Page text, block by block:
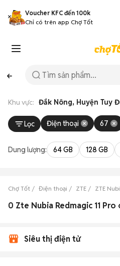
Voucher KFC đến 100k
Chỉ có trên app Chợ Tốt
Khu vực: Đắk Nông, Huyện Tuy
Lọc Điện thoại 67
Dung lượng: 64 GB 128 GB
Chợ Tốt Điện thoại ZTE ZTE
Siêu thị điện tử